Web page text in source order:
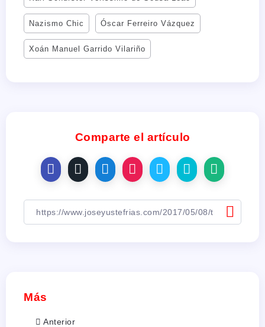
Nazismo Chic Óscar Ferreiro Vázquez
Xoán Manuel Garrido Vilariño
Comparte el artículo
Más
Anterior